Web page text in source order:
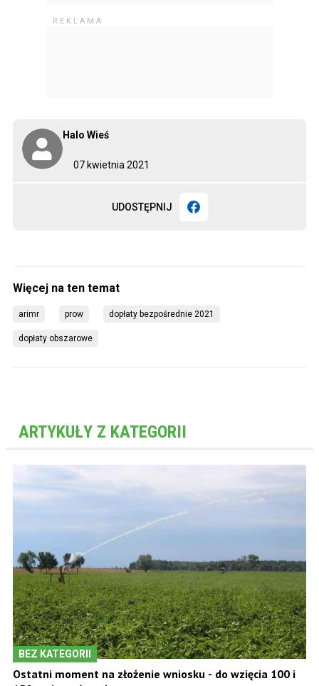
07 kwietnia 2021
Halo Wieś
UDOSTĘPNIJ
arimr prow dopłaty bezpośrednie 2021
dopłaty obszarowe
ARTYKUŁY Z KATEGORII
BEZ KATEGORII
Ostatni moment na złożenie wniosku - do wzięcia 100 i